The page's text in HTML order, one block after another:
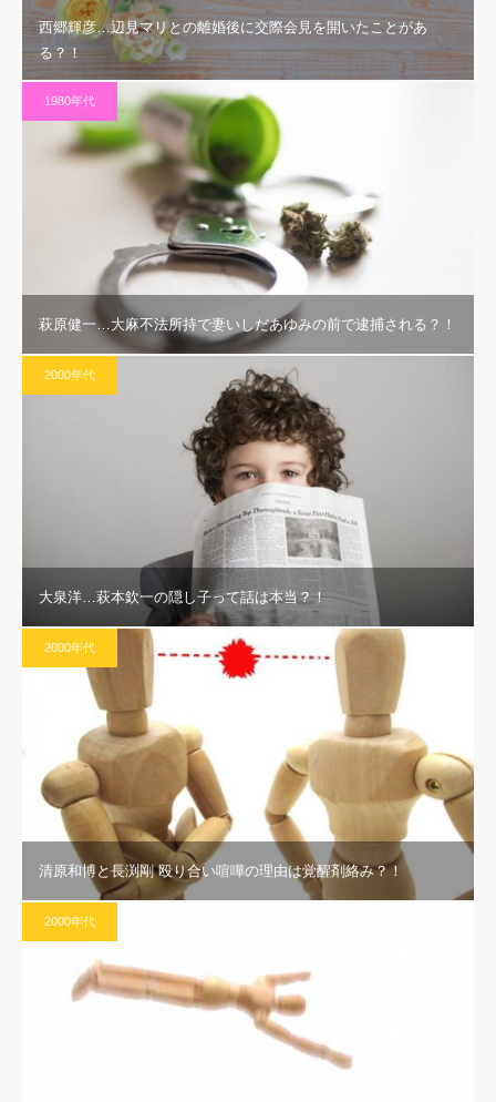
西郷輝彦…辺見マリとの離婚後に交際会見を開いたことがあ
る？！
1980年代
萩原健一…大麻不法所持で妻いしだあゆみの前で逮捕される？！
2000年代
大泉洋…萩本欽一の隠し子って話は本当？！
2000年代
清原和博と長渕剛 殴り合い喧嘩の理由は覚醒剤絡み？！
2000年代